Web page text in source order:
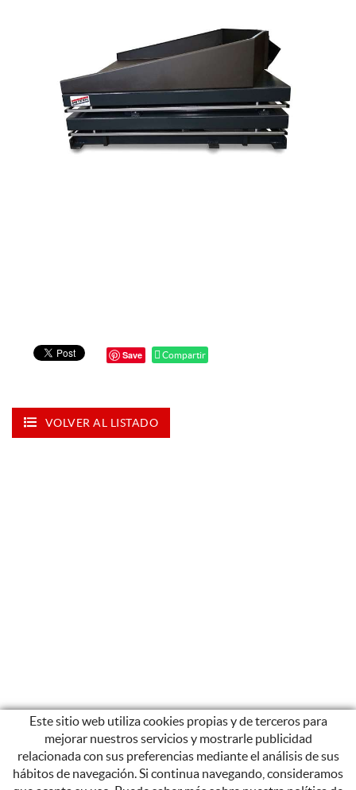
Save Compartir
VOLVER AL LISTADO
Este sitio web utiliza cookies propias y de terceros para
mejorar nuestros servicios y mostrarle publicidad
relacionada con sus preferencias mediante el análisis de sus
hábitos de navegación. Si continua navegando, consideramos